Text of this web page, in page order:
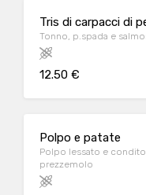
Tris di carpacci di
Tonno, p.spada e
12.50 €
Polpo e patate
Polpo lessato e
prezzemolo